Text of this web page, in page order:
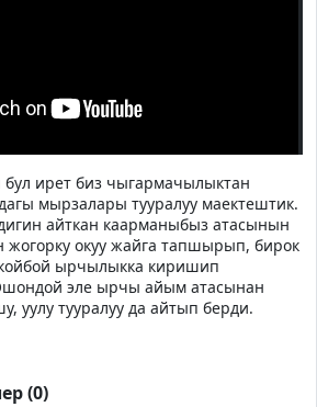
ирет биз чыгармачылыктан
мырзалары тууралуу маектештик.
айткан каарманыбыз атасынын
жогорку окуу жайга тапшырып, бирок
ырчылыкка киришип
эле ырчы айым атасынан
уулу тууралуу да айтып берди.
(0)